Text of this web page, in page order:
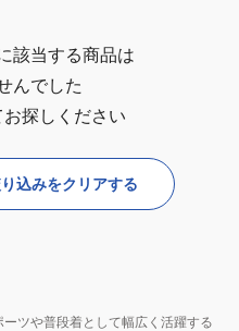
該当する商品は
んでした
探しください
込みをクリアする
ツや普段着として幅広く活躍する